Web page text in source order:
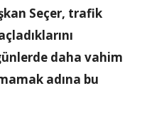
Seçer, trafik
daha vahim
adına bu